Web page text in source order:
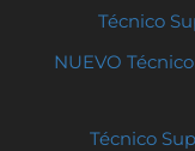
Técnico
NUEVO
Técnico